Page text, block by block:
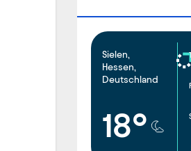
Sielen,
Hessen,
Deutschland
18°